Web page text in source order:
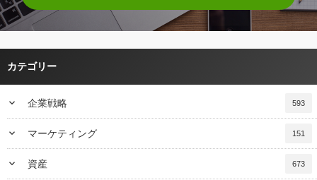
カテゴリー
keyboard_arrow_down 企業戦略 593
keyboard_arrow_down マーケティング 151
keyboard_arrow_down 資産 673